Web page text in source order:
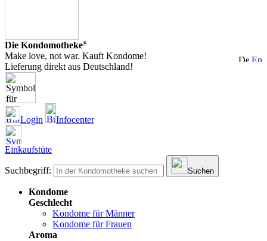
Die Kondomotheke®
Make love, not war. Kauft Kondome!
Lieferung direkt aus Deutschland!
Login Infocenter
Einkaufstüte
Suchbegriff: Suchen
Kondome
Geschlecht
Kondome für Männer
Kondome für Frauen
Aroma